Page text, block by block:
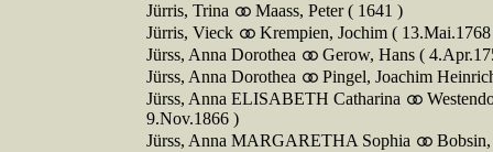
Jürris, Trina
Maass, Peter ( 1641 )
Jürris, Vieck
Krempien, Jochim (
Jürss, Anna Dorothea
Gerow, Hans (
Jürss, Anna Dorothea
Pingel, Joachim
Jürss, Anna ELISABETH Catharina
9.Nov.1866 )
Jürss, Anna MARGARETHA Sophia